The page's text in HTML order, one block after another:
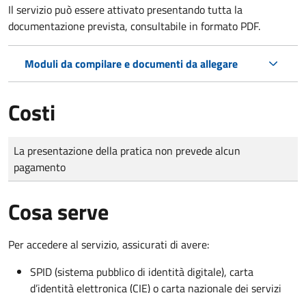
Il servizio può essere attivato presentando tutta la
documentazione prevista, consultabile in formato PDF.
Moduli da compilare e documenti da allegare
Costi
Tipo di pagamento
Importo
La presentazione della pratica non prevede alcun
pagamento
Cosa serve
Per accedere al servizio, assicurati di avere:
SPID (sistema pubblico di identità digitale), carta
d’identità elettronica (CIE) o carta nazionale dei servizi